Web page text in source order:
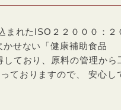
まれたISO２２０００：２
せない「健康補助食品
ており、原料の管理から
ておりますので、 安心し